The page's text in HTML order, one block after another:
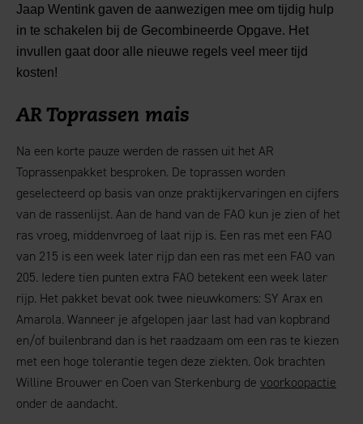
Jaap Wentink gaven de aanwezigen mee om tijdig hulp
in te schakelen bij de Gecombineerde Opgave. Het
invullen gaat door alle nieuwe regels veel meer tijd
kosten!
AR Toprassen mais
Na een korte pauze werden de rassen uit het AR
Toprassenpakket besproken. De toprassen worden
geselecteerd op basis van onze praktijkervaringen en cijfers
van de rassenlijst. Aan de hand van de FAO kun je zien of het
ras vroeg, middenvroeg of laat rijp is. Een ras met een FAO
van 215 is een week later rijp dan een ras met een FAO van
205. Iedere tien punten extra FAO betekent een week later
rijp. Het pakket bevat ook twee nieuwkomers: SY Arax en
Amarola. Wanneer je afgelopen jaar last had van kopbrand
en/of builenbrand dan is het raadzaam om een ras te kiezen
met een hoge tolerantie tegen deze ziekten. Ook brachten
Willine Brouwer en Coen van Sterkenburg de voorkoopactie
onder de aandacht.